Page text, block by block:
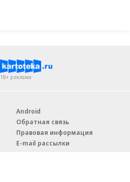
18+ реклама
Android
Обратная связь
Правовая информация
E-mail рассылки